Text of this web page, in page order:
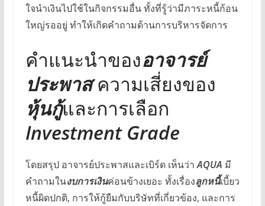
ใจนำเงินไปใช้ในกิจกรรมอื่น ทั้งที่รู้ว่ามีภาระหนี้ก้อน
ใหญ่รออยู่ ทำให้เกิดคำถามด้านการบริหารจัดการ
คำแนะนำของอาจารย์
ประพาสความเสี่ยงของ
หุ้นกู้และการเลือก
Investment Grade
โดยสรุป อาจารย์ประพาสและเบิร์ด เห็นว่าAQUA มี
คำถามในงบการเงินค่อนข้างเยอะ ทั้งเรื่องลูกหนี้เบี้ยว
หนี้ผิดปกติ, การให้กู้ยืมกับบริษัทที่เกี่ยวข้อง, และการ